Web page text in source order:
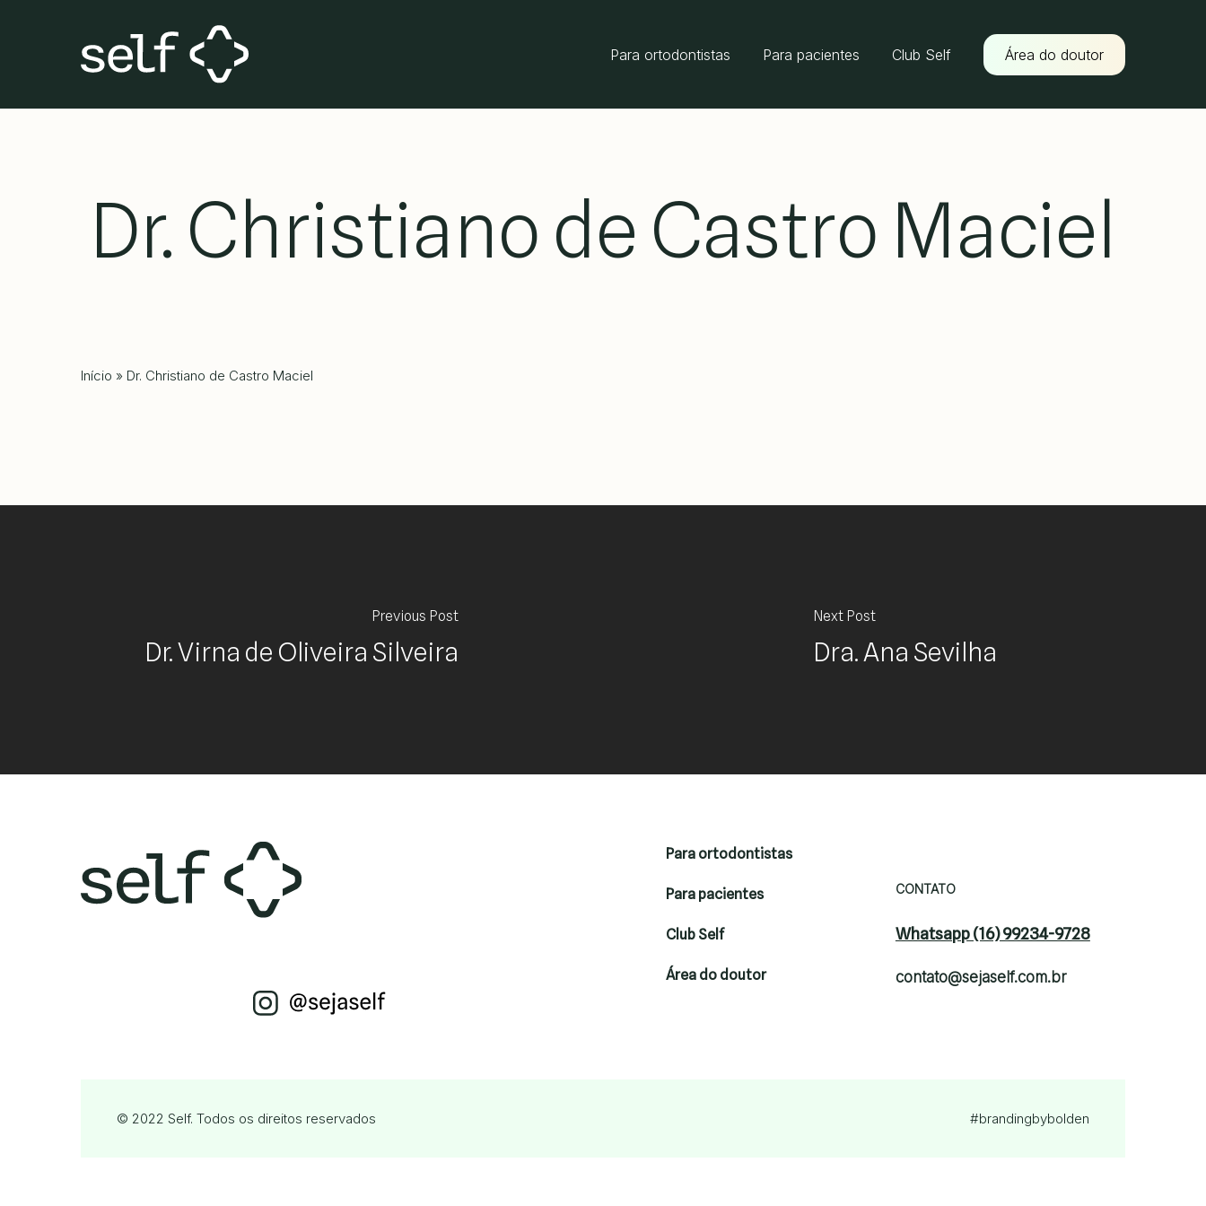
Para ortodontistas Para pacientes Club Self Área do doutor
Dr. Christiano de Castro Maciel
Início » Dr. Christiano de Castro Maciel
Previous Post
Dr. Virna de Oliveira Silveira
Next Post
Dra. Ana Sevilha
Para ortodontistas
Para pacientes
Club Self
Área do doutor
CONTATO
Whatsapp (16) 99234-9728
contato@sejaself.com.br
© 2022 Self. Todos os direitos reservados #brandingbybolden